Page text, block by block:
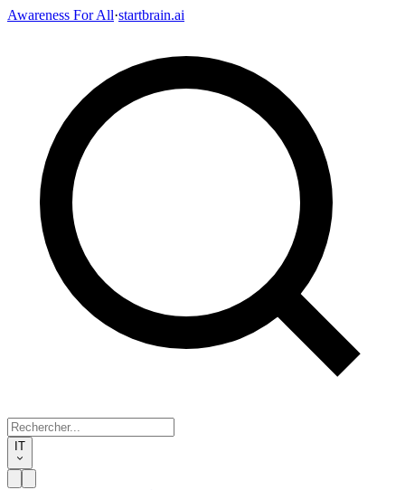
Awareness For All·startbrain.ai
IT